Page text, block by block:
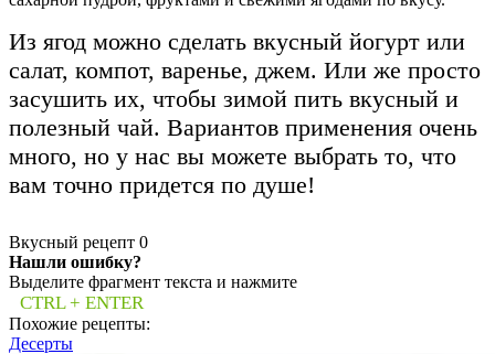
Из ягод можно сделать вкусный йогурт или
салат, компот, варенье, джем. Или же просто
засушить их, чтобы зимой пить вкусный и
полезный чай. Вариантов применения очень
много, но у нас вы можете выбрать то, что
вам точно придется по душе!
Вкусный рецепт 0
Нашли ошибку?
Выделите фрагмент текста и нажмите
CTRL + ENTER
Похожие рецепты:
Десерты